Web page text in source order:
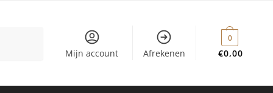
Mijn account Afrekenen €0,00
0